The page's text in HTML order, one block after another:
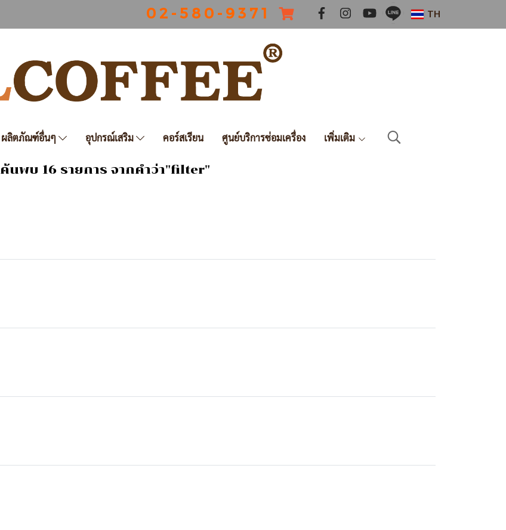
0 2 - 5 8 0 - 9 3 7 1 TH
ผลิตภัณฑ์อื่นๆ อุปกรณ์เสริม คอร์สเรียน ศูนย์บริการซ่อมเครื่อง เพิ่มเติม
ค้นพบ 16 รายการ จากคำว่า"filter"